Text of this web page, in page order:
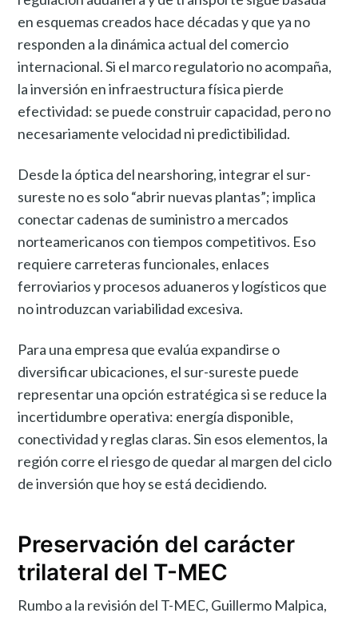
en esquemas creados hace décadas y que ya no
responden a la dinámica actual del comercio
internacional. Si el marco regulatorio no acompaña,
la inversión en infraestructura física pierde
efectividad: se puede construir capacidad, pero no
necesariamente velocidad ni predictibilidad.
Desde la óptica del nearshoring, integrar el sur-
sureste no es solo “abrir nuevas plantas”; implica
conectar cadenas de suministro a mercados
norteamericanos con tiempos competitivos. Eso
requiere carreteras funcionales, enlaces
ferroviarios y procesos aduaneros y logísticos que
no introduzcan variabilidad excesiva.
Para una empresa que evalúa expandirse o
diversificar ubicaciones, el sur-sureste puede
representar una opción estratégica si se reduce la
incertidumbre operativa: energía disponible,
conectividad y reglas claras. Sin esos elementos, la
región corre el riesgo de quedar al margen del ciclo
de inversión que hoy se está decidiendo.
Preservación del carácter
trilateral del T-MEC
Rumbo a la revisión del T-MEC, Guillermo Malpica,